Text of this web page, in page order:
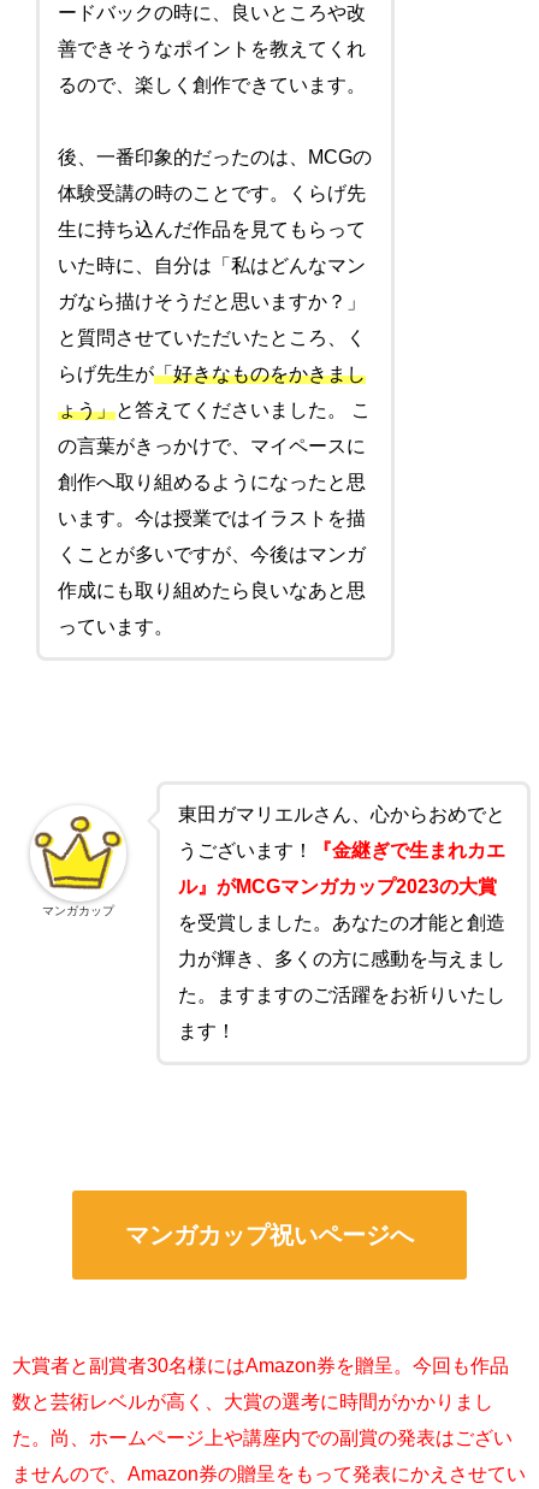
ードバックの時に、良いところや改
善できそうなポイントを教えてくれ
るので、楽しく創作できています。
後、一番印象的だったのは、MCGの
体験受講の時のことです。くらげ先
生に持ち込んだ作品を見てもらって
いた時に、自分は「私はどんなマン
ガなら描けそうだと思いますか？」
と質問させていただいたところ、く
らげ先生が「好きなものをかきまし
ょう」と答えてくださいました。 こ
の言葉がきっかけで、マイペースに
創作へ取り組めるようになったと思
います。今は授業ではイラストを描
くことが多いですが、今後はマンガ
作成にも取り組めたら良いなあと思
っています。
東田ガマリエルさん、心からおめでと
うございます！
『金継ぎで生まれカエ
ル』がMCGマンガカップ2023の大賞
を受賞しました。あなたの才能と創造
力が輝き、多くの方に感動を与えまし
た。ますますのご活躍をお祈りいたし
ます！
マンガカップ
マンガカップ祝いページへ
大賞者と副賞者30名様にはAmazon券を贈呈。今回も作品
数と芸術レベルが高く、大賞の選考に時間がかかりまし
た。尚、ホームページ上や講座内での副賞の発表はござい
ませんので、Amazon券の贈呈をもって発表にかえさせてい